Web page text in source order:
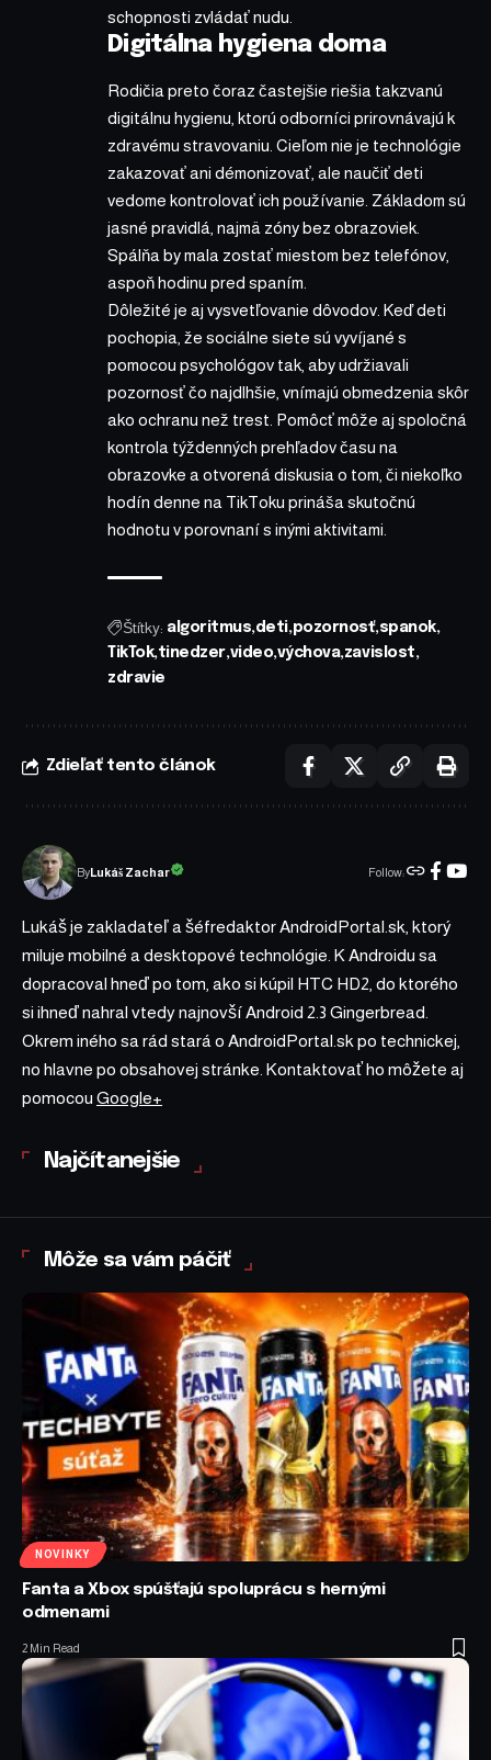
schopnosti zvládať nudu.
Digitálna hygiena doma
Rodičia preto čoraz častejšie riešia takzvanú
digitálnu hygienu, ktorú odborníci prirovnávajú k
zdravému stravovaniu. Cieľom nie je technológie
zakazovať ani démonizovať, ale naučiť deti
vedome kontrolovať ich používanie. Základom sú
jasné pravidlá, najmä zóny bez obrazoviek.
Spálňa by mala zostať miestom bez telefónov,
aspoň hodinu pred spaním.
Dôležité je aj vysvetľovanie dôvodov. Keď deti
pochopia, že sociálne siete sú vyvíjané s
pomocou psychológov tak, aby udržiavali
pozornosť čo najdlhšie, vnímajú obmedzenia skôr
ako ochranu než trest. Pomôcť môže aj spoločná
kontrola týždenných prehľadov času na
obrazovke a otvorená diskusia o tom, či niekoľko
hodín denne na TikToku prináša skutočnú
hodnotu v porovnaní s inými aktivitami.
Štítky: algoritmus deti pozornosť spanok
TikTok tinedzer video výchova zavislost
zdravie
Zdieľať tento článok
ByLukáš Zachar Follow:
Lukáš je zakladateľ a šéfredaktor AndroidPortal.sk, ktorý
miluje mobilné a desktopové technológie. K Androidu sa
dopracoval hneď po tom, ako si kúpil HTC HD2, do ktorého
si ihneď nahral vtedy najnovší Android 2.3 Gingerbread.
Okrem iného sa rád stará o AndroidPortal.sk po technickej,
no hlavne po obsahovej stránke. Kontaktovať ho môžete aj
pomocou Google+
Najčítanejšie
Môže sa vám páčiť
NOVINKY
Fanta a Xbox spúšťajú spoluprácu s hernými
odmenami
2 Min Read